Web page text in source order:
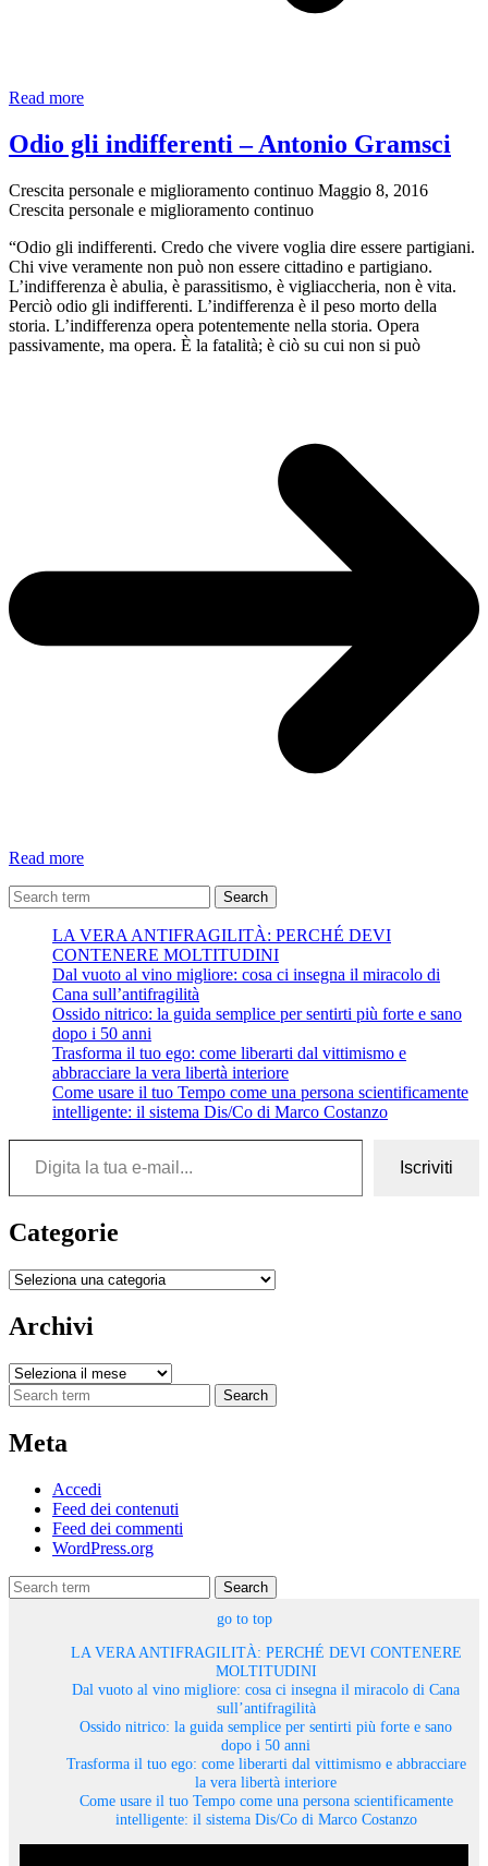
Read moreInternet
è
libera
lo
sarà
meno.
A
meno
che…
Odio gli indifferenti – Antonio Gramsci
Crescita personale e miglioramento continuo Maggio 8, 2016
Crescita personale e miglioramento continuo
“Odio gli indifferenti. Credo che vivere voglia dire essere partigiani.
Chi vive veramente non può non essere cittadino e partigiano.
L’indifferenza è abulia, è parassitismo, è vigliaccheria, non è vita.
Perciò odio gli indifferenti. L’indifferenza è il peso morto della
storia. L’indifferenza opera potentemente nella storia. Opera
passivamente, ma opera. È la fatalità; è ciò su cui non si può
Read moreOdio
indifferenti
Antonio
Gramsci
Search
LA VERA ANTIFRAGILITÀ: PERCHÉ DEVI
CONTENERE MOLTITUDINI
Dal vuoto al vino migliore: cosa ci insegna il miracolo di
Cana sull’antifragilità
Ossido nitrico: la guida semplice per sentirti più forte e sano
dopo i 50 anni
Trasforma il tuo ego: come liberarti dal vittimismo e
abbracciare la vera libertà interiore
Come usare il tuo Tempo come una persona scientificamente
intelligente: il sistema Dis/Co di Marco Costanzo
Digita la tua e-mail...
Iscriviti
Categorie
Categorie
Archivi
Archivi
Search
Meta
Accedi
Feed dei contenuti
Feed dei commenti
WordPress.org
Search
go to top
LA VERA ANTIFRAGILITÀ: PERCHÉ DEVI CONTENERE
MOLTITUDINI
Dal vuoto al vino migliore: cosa ci insegna il miracolo di Cana
sull’antifragilità
Ossido nitrico: la guida semplice per sentirti più forte e sano
dopo i 50 anni
Trasforma il tuo ego: come liberarti dal vittimismo e abbracciare
la vera libertà interiore
Come usare il tuo Tempo come una persona scientificamente
intelligente: il sistema Dis/Co di Marco Costanzo